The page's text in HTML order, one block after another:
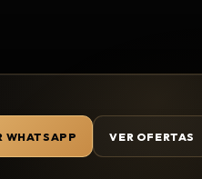
WHATSAPP VER OFERTAS